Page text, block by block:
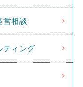
営相談
ティング